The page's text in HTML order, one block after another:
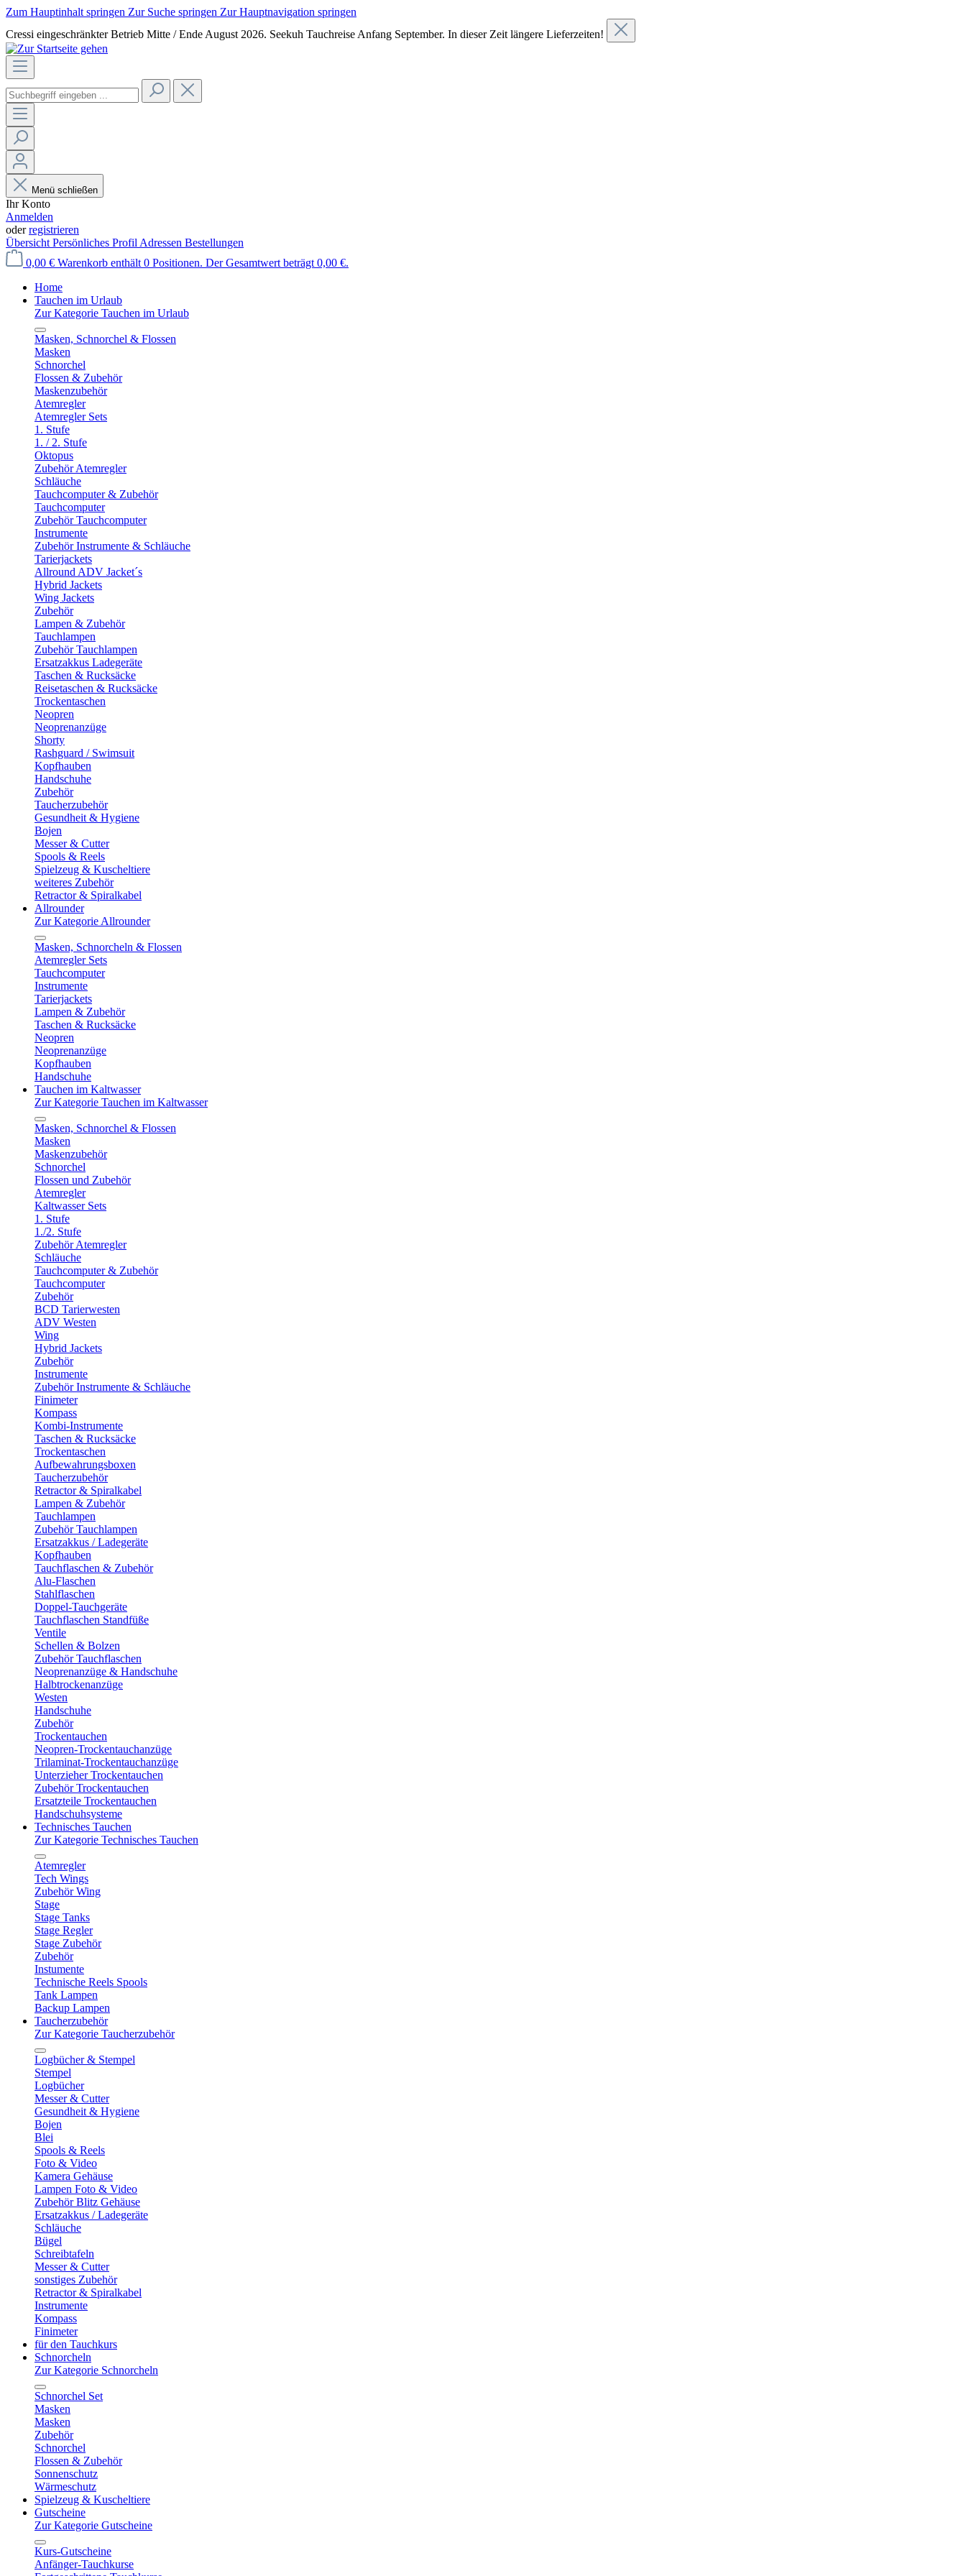
Zum Hauptinhalt springen Zur Suche springen Zur Hauptnavigation springen
Cressi eingeschränkter Betrieb Mitte / Ende August 2026. Seekuh Tauchreise Anfang September. In dieser Zeit längere Lieferzeiten!
Menü schließen
Ihr Konto
Anmelden
oderregistrieren
Übersicht Persönliches Profil Adressen Bestellungen
0,00 € Warenkorb enthält 0 Positionen. Der Gesamtwert beträgt 0,00 €.
Home
Tauchen im Urlaub
Zur Kategorie Tauchen im Urlaub
Masken, Schnorchel & Flossen
Masken
Schnorchel
Flossen & Zubehör
Maskenzubehör
Atemregler
Atemregler Sets
1. Stufe
1. / 2. Stufe
Oktopus
Zubehör Atemregler
Schläuche
Tauchcomputer & Zubehör
Tauchcomputer
Zubehör Tauchcomputer
Instrumente
Zubehör Instrumente & Schläuche
Tarierjackets
Allround ADV Jacket´s
Hybrid Jackets
Wing Jackets
Zubehör
Lampen & Zubehör
Tauchlampen
Zubehör Tauchlampen
Ersatzakkus Ladegeräte
Taschen & Rucksäcke
Reisetaschen & Rucksäcke
Trockentaschen
Neopren
Neoprenanzüge
Shorty
Rashguard / Swimsuit
Kopfhauben
Handschuhe
Zubehör
Taucherzubehör
Gesundheit & Hygiene
Bojen
Messer & Cutter
Spools & Reels
Spielzeug & Kuscheltiere
weiteres Zubehör
Retractor & Spiralkabel
Allrounder
Zur Kategorie Allrounder
Masken, Schnorcheln & Flossen
Atemregler Sets
Tauchcomputer
Instrumente
Tarierjackets
Lampen & Zubehör
Taschen & Rucksäcke
Neopren
Neoprenanzüge
Kopfhauben
Handschuhe
Tauchen im Kaltwasser
Zur Kategorie Tauchen im Kaltwasser
Masken, Schnorchel & Flossen
Masken
Maskenzubehör
Schnorchel
Flossen und Zubehör
Atemregler
Kaltwasser Sets
1. Stufe
1./2. Stufe
Zubehör Atemregler
Schläuche
Tauchcomputer & Zubehör
Tauchcomputer
Zubehör
BCD Tarierwesten
ADV Westen
Wing
Hybrid Jackets
Zubehör
Instrumente
Zubehör Instrumente & Schläuche
Finimeter
Kompass
Kombi-Instrumente
Taschen & Rucksäcke
Trockentaschen
Aufbewahrungsboxen
Taucherzubehör
Retractor & Spiralkabel
Lampen & Zubehör
Tauchlampen
Zubehör Tauchlampen
Ersatzakkus / Ladegeräte
Kopfhauben
Tauchflaschen & Zubehör
Alu-Flaschen
Stahlflaschen
Doppel-Tauchgeräte
Tauchflaschen Standfüße
Ventile
Schellen & Bolzen
Zubehör Tauchflaschen
Neoprenanzüge & Handschuhe
Halbtrockenanzüge
Westen
Handschuhe
Zubehör
Trockentauchen
Neopren-Trockentauchanzüge
Trilaminat-Trockentauchanzüge
Unterzieher Trockentauchen
Zubehör Trockentauchen
Ersatzteile Trockentauchen
Handschuhsysteme
Technisches Tauchen
Zur Kategorie Technisches Tauchen
Atemregler
Tech Wings
Zubehör Wing
Stage
Stage Tanks
Stage Regler
Stage Zubehör
Zubehör
Instumente
Technische Reels Spools
Tank Lampen
Backup Lampen
Taucherzubehör
Zur Kategorie Taucherzubehör
Logbücher & Stempel
Stempel
Logbücher
Messer & Cutter
Gesundheit & Hygiene
Bojen
Blei
Spools & Reels
Foto & Video
Kamera Gehäuse
Lampen Foto & Video
Zubehör Blitz Gehäuse
Ersatzakkus / Ladegeräte
Schläuche
Bügel
Schreibtafeln
Messer & Cutter
sonstiges Zubehör
Retractor & Spiralkabel
Instrumente
Kompass
Finimeter
für den Tauchkurs
Schnorcheln
Zur Kategorie Schnorcheln
Schnorchel Set
Masken
Masken
Zubehör
Schnorchel
Flossen & Zubehör
Sonnenschutz
Wärmeschutz
Spielzeug & Kuscheltiere
Gutscheine
Zur Kategorie Gutscheine
Kurs-Gutscheine
Anfänger-Tauchkurse